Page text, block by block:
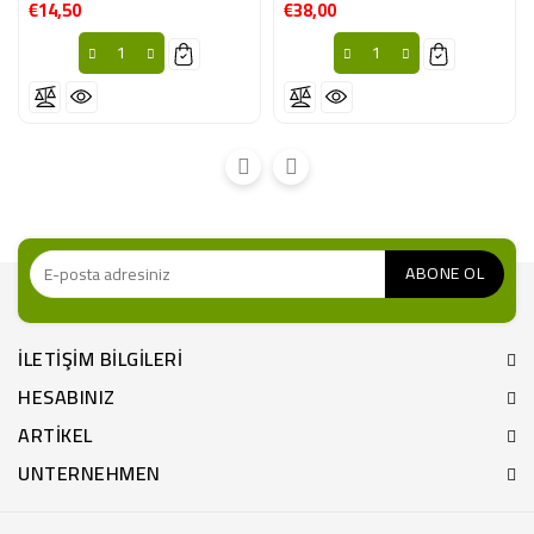
€14,50Fiyat €38,00Fiyat
ILETIŞIM BILGILERI
HESABINIZ
ARTIKEL
UNTERNEHMEN